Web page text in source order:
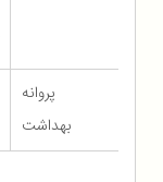
پروانه
بهداشت